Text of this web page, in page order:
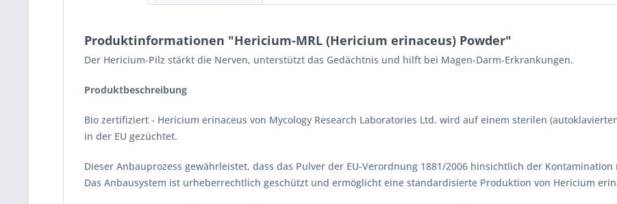
Produktinformationen "Hericium-MRL (Hericium erinaceus) Powder"
Der Hericium-Pilz stärkt die Nerven, unterstützt das Gedächtnis und hilft bei Magen-Darm-Erkrankungen.
Produktbeschreibung
Bio zertifiziert - Hericium erinaceus von Mycology Research Laboratories Ltd. wird auf einem sterilen
in der EU gezüchtet.
Dieser Anbauprozess gewährleistet, dass das Pulver der EU-Verordnung 1881/2006 hinsichtlich der
Das Anbausystem ist urheberrechtlich geschützt und ermöglicht eine standardisierte Produktion von Hericium